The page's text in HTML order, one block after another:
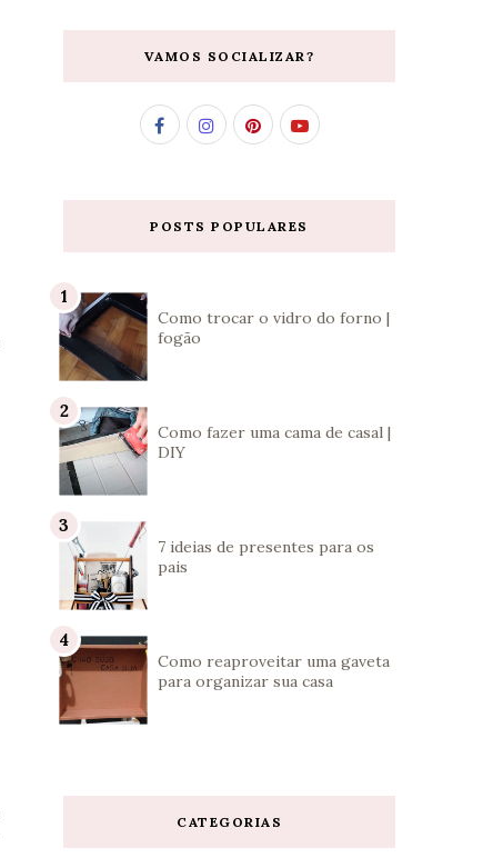
VAMOS SOCIALIZAR?
POSTS POPULARES
Como trocar o vidro do forno |
fogão
Como fazer uma cama de casal |
DIY
7 ideias de presentes para os
pais
Como reaproveitar uma gaveta
para organizar sua casa
CATEGORIAS